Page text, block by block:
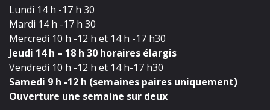
Lundi 14 h -17 h 30
Mardi 14 h -17 h 30
Mercredi 10 h -12 h et 14 h -17 h30
Jeudi 14 h – 18 h 30 horaires élargis
Vendredi 10 h -12 h et 14 h-17 h30
Samedi 9 h -12 h (semaines paires uniquement)
Ouverture une semaine sur deux